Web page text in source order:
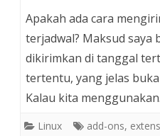
Apakah ada cara
terjadwal? Maksud saya
dikirimkan di tanggal
tertentu, yang jelas
Kalau kita
Linux add-ons,